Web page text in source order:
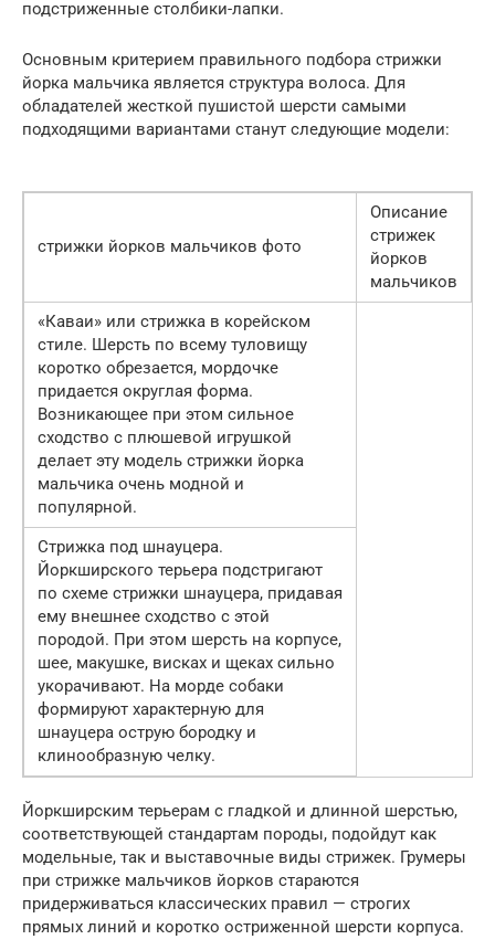
подстриженные столбики-лапки.
Основным критерием правильного подбора стрижки
йорка мальчика является структура волоса. Для
обладателей жесткой пушистой шерсти самыми
подходящими вариантами станут следующие модели:
стрижки йорков мальчиков фото
Описание
стрижек
йорков
мальчиков
«Каваи» или стрижка в корейском
стиле. Шерсть по всему туловищу
коротко обрезается, мордочке
придается округлая форма.
Возникающее при этом сильное
сходство с плюшевой игрушкой
делает эту модель стрижки йорка
мальчика очень модной и
популярной.
Стрижка под шнауцера.
Йоркширского терьера подстригают
по схеме стрижки шнауцера, придавая
ему внешнее сходство с этой
породой. При этом шерсть на корпусе,
шее, макушке, висках и щеках сильно
укорачивают. На морде собаки
формируют характерную для
шнауцера острую бородку и
клинообразную челку.
Йоркширским терьерам с гладкой и длинной шерстью,
соответствующей стандартам породы, подойдут как
модельные, так и выставочные виды стрижек. Грумеры
при стрижке мальчиков йорков стараются
придерживаться классических правил — строгих
прямых линий и коротко остриженной шерсти корпуса.